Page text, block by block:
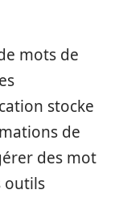
mots de
stocke
de
des mot
outils